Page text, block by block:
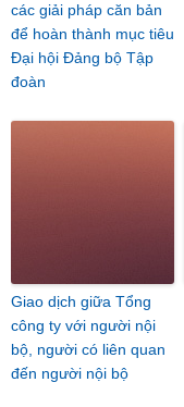
các giải pháp căn bản
để hoàn thành mục tiêu
Đại hội Đảng bộ Tập
đoàn
Giao dịch giữa Tổng
công ty với người nội
bộ, người có liên quan
đến người nội bộ